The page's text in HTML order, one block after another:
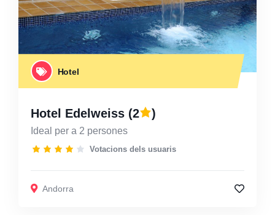
Hotel
Hotel Edelweiss (2 )
Ideal per a 2 persones
Votacions dels usuaris
Andorra